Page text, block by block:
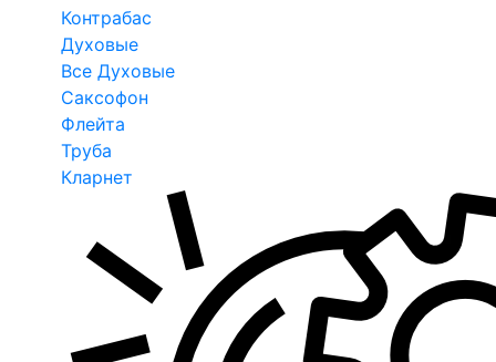
Контрабас
Духовые
Все Духовые
Саксофон
Флейта
Труба
Кларнет